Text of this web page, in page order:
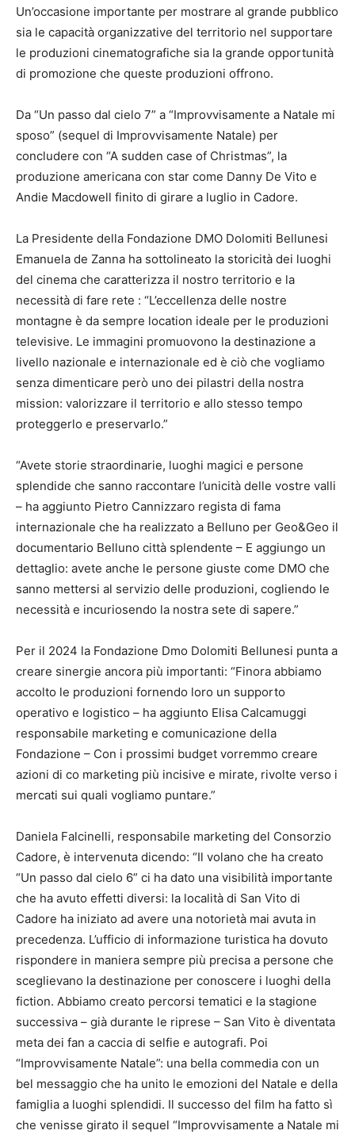
Un’occasione importante per mostrare al grande pubblico
sia le capacità organizzative del territorio nel supportare
le produzioni cinematografiche sia la grande opportunità
di promozione che queste produzioni offrono.
Da “Un passo dal cielo 7” a “Improvvisamente a Natale mi
sposo” (sequel di Improvvisamente Natale) per
concludere con “A sudden case of Christmas”, la
produzione americana con star come Danny De Vito e
Andie Macdowell finito di girare a luglio in Cadore.
La Presidente della Fondazione DMO Dolomiti Bellunesi
Emanuela de Zanna ha sottolineato la storicità dei luoghi
del cinema che caratterizza il nostro territorio e la
necessità di fare rete : “L’eccellenza delle nostre
montagne è da sempre location ideale per le produzioni
televisive. Le immagini promuovono la destinazione a
livello nazionale e internazionale ed è ciò che vogliamo
senza dimenticare però uno dei pilastri della nostra
mission: valorizzare il territorio e allo stesso tempo
proteggerlo e preservarlo.”
“Avete storie straordinarie, luoghi magici e persone
splendide che sanno raccontare l’unicità delle vostre valli
– ha aggiunto Pietro Cannizzaro regista di fama
internazionale che ha realizzato a Belluno per Geo&Geo il
documentario Belluno città splendente – E aggiungo un
dettaglio: avete anche le persone giuste come DMO che
sanno mettersi al servizio delle produzioni, cogliendo le
necessità e incuriosendo la nostra sete di sapere.”
Per il 2024 la Fondazione Dmo Dolomiti Bellunesi punta a
creare sinergie ancora più importanti: “Finora abbiamo
accolto le produzioni fornendo loro un supporto
operativo e logistico – ha aggiunto Elisa Calcamuggi
responsabile marketing e comunicazione della
Fondazione – Con i prossimi budget vorremmo creare
azioni di co marketing più incisive e mirate, rivolte verso i
mercati sui quali vogliamo puntare.”
Daniela Falcinelli, responsabile marketing del Consorzio
Cadore, è intervenuta dicendo: “Il volano che ha creato
“Un passo dal cielo 6” ci ha dato una visibilità importante
che ha avuto effetti diversi: la località di San Vito di
Cadore ha iniziato ad avere una notorietà mai avuta in
precedenza. L’ufficio di informazione turistica ha dovuto
rispondere in maniera sempre più precisa a persone che
sceglievano la destinazione per conoscere i luoghi della
fiction. Abbiamo creato percorsi tematici e la stagione
successiva – già durante le riprese – San Vito è diventata
meta dei fan a caccia di selfie e autografi. Poi
“Improvvisamente Natale”: una bella commedia con un
bel messaggio che ha unito le emozioni del Natale e della
famiglia a luoghi splendidi. Il successo del film ha fatto sì
che venisse girato il sequel “Improvvisamente a Natale mi